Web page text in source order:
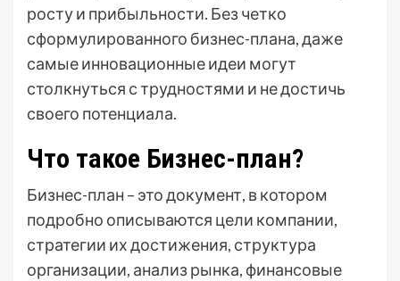
росту и прибыльности. Без четко
сформулированного бизнес-плана, даже
самые инновационные идеи могут
столкнуться с трудностями и не достичь
своего потенциала.
Что такое Бизнес-план?
Бизнес-план – это документ, в котором
подробно описываются цели компании,
стратегии их достижения, структура
организации, анализ рынка, финансовые